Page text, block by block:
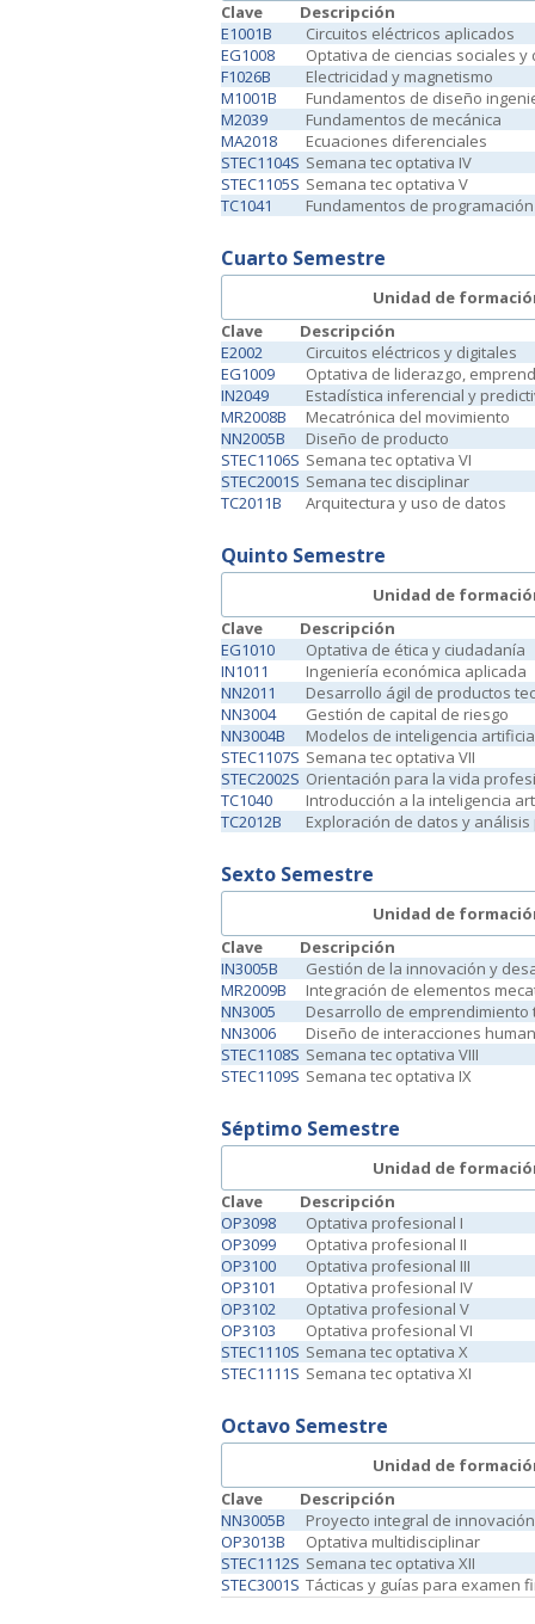
Clave
Descripción
E1001B
Circuitos eléctricos aplicados
EG1008
Optativa de ciencias sociales
F1026B
Electricidad y magnetismo
M1001B
Fundamentos de diseño
M2039
Fundamentos de mecánica
MA2018
Ecuaciones diferenciales
STEC1104S Semana tec optativa IV
STEC1105S Semana tec optativa V
TC1041
Fundamentos de
Cuarto Semestre
Unidad de
Clave
Descripción
E2002
Circuitos eléctricos y digitales
EG1009
Optativa de liderazgo,
IN2049
Estadística inferencial y
MR2008B
Mecatrónica del movimiento
NN2005B
Diseño de producto
STEC1106S Semana tec optativa VI
STEC2001S Semana tec disciplinar
TC2011B
Arquitectura y uso de datos
Quinto Semestre
Unidad de
Clave
Descripción
EG1010
Optativa de ética y ciudadanía
IN1011
Ingeniería económica aplicada
NN2011
Desarrollo ágil de productos
NN3004
Gestión de capital de riesgo
NN3004B
Modelos de inteligencia
STEC1107S Semana tec optativa VII
STEC2002S Orientación para la vida
TC1040
Introducción a la inteligencia
TC2012B
Exploración de datos y
Sexto Semestre
Unidad de
Clave
Descripción
IN3005B
Gestión de la innovación y
MR2009B
Integración de elementos
NN3005
Desarrollo de emprendimiento
NN3006
Diseño de interacciones
STEC1108S Semana tec optativa VIII
STEC1109S Semana tec optativa IX
Séptimo Semestre
Unidad de
Clave
Descripción
OP3098
Optativa profesional I
OP3099
Optativa profesional II
OP3100
Optativa profesional III
OP3101
Optativa profesional IV
OP3102
Optativa profesional V
OP3103
Optativa profesional VI
STEC1110S Semana tec optativa X
STEC1111S Semana tec optativa XI
Octavo Semestre
Unidad de
Clave
Descripción
NN3005B
Proyecto integral de
OP3013B
Optativa multidisciplinar
STEC1112S Semana tec optativa XII
STEC3001S Tácticas y guías para examen